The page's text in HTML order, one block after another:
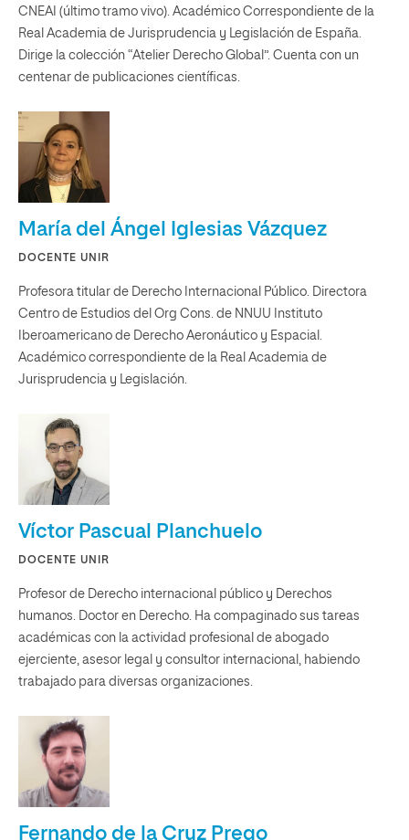
CNEAI (último tramo vivo). Académico Correspondiente de la
Real Academia de Jurisprudencia y Legislación de España.
Dirige la colección “Atelier Derecho Global”. Cuenta con un
centenar de publicaciones científicas.
María del Ángel Iglesias Vázquez
DOCENTE UNIR
Profesora titular de Derecho Internacional Público. Directora
Centro de Estudios del Org Cons. de NNUU Instituto
Iberoamericano de Derecho Aeronáutico y Espacial.
Académico correspondiente de la Real Academia de
Jurisprudencia y Legislación.
Víctor Pascual Planchuelo
DOCENTE UNIR
Profesor de Derecho internacional público y Derechos
humanos. Doctor en Derecho. Ha compaginado sus tareas
académicas con la actividad profesional de abogado
ejerciente, asesor legal y consultor internacional, habiendo
trabajado para diversas organizaciones.
Fernando de la Cruz Prego